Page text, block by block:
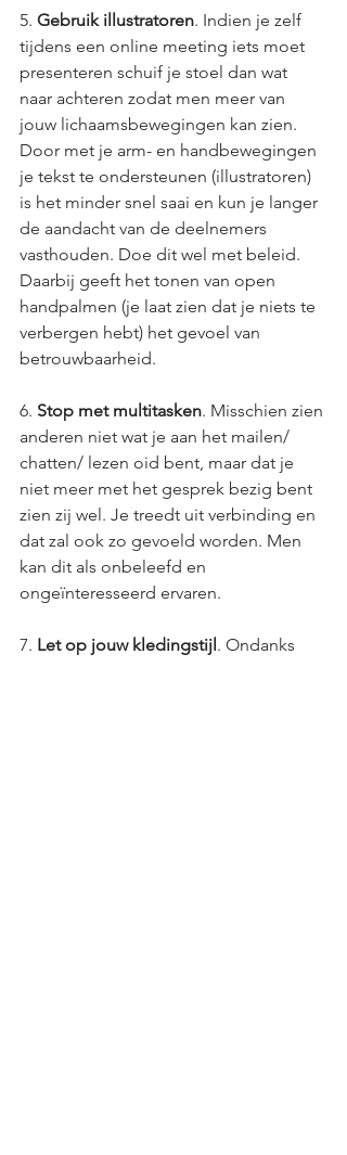
5. Gebruik illustratoren. Indien je zelf
tijdens een online meeting iets moet
presenteren schuif je stoel dan wat
naar achteren zodat men meer van
jouw lichaamsbewegingen kan zien.
Door met je arm- en handbewegingen
je tekst te ondersteunen (illustratoren)
is het minder snel saai en kun je langer
de aandacht van de deelnemers
vasthouden. Doe dit wel met beleid.
Daarbij geeft het tonen van open
handpalmen (je laat zien dat je niets te
verbergen hebt) het gevoel van
betrouwbaarheid.
6. Stop met multitasken. Misschien zien
anderen niet wat je aan het mailen/
chatten/ lezen oid bent, maar dat je
niet meer met het gesprek bezig bent
zien zij wel. Je treedt uit verbinding en
dat zal ook zo gevoeld worden. Men
kan dit als onbeleefd en
ongeïnteresseerd ervaren.
7. Let op jouw kledingstijl . Ondanks